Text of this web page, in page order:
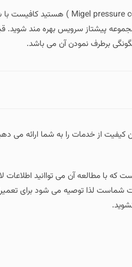
پیشتاز سرویس بهره مند شوید.
برطرف نمودن آن می باشد.
کیفیت از خدمات را به شما ارائه می
با مطالعه آن می تواانید اطلاعات
لذا توصیه می شود برای